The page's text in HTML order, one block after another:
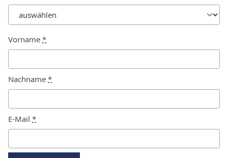
Vorname *
Nachname *
E-Mail *